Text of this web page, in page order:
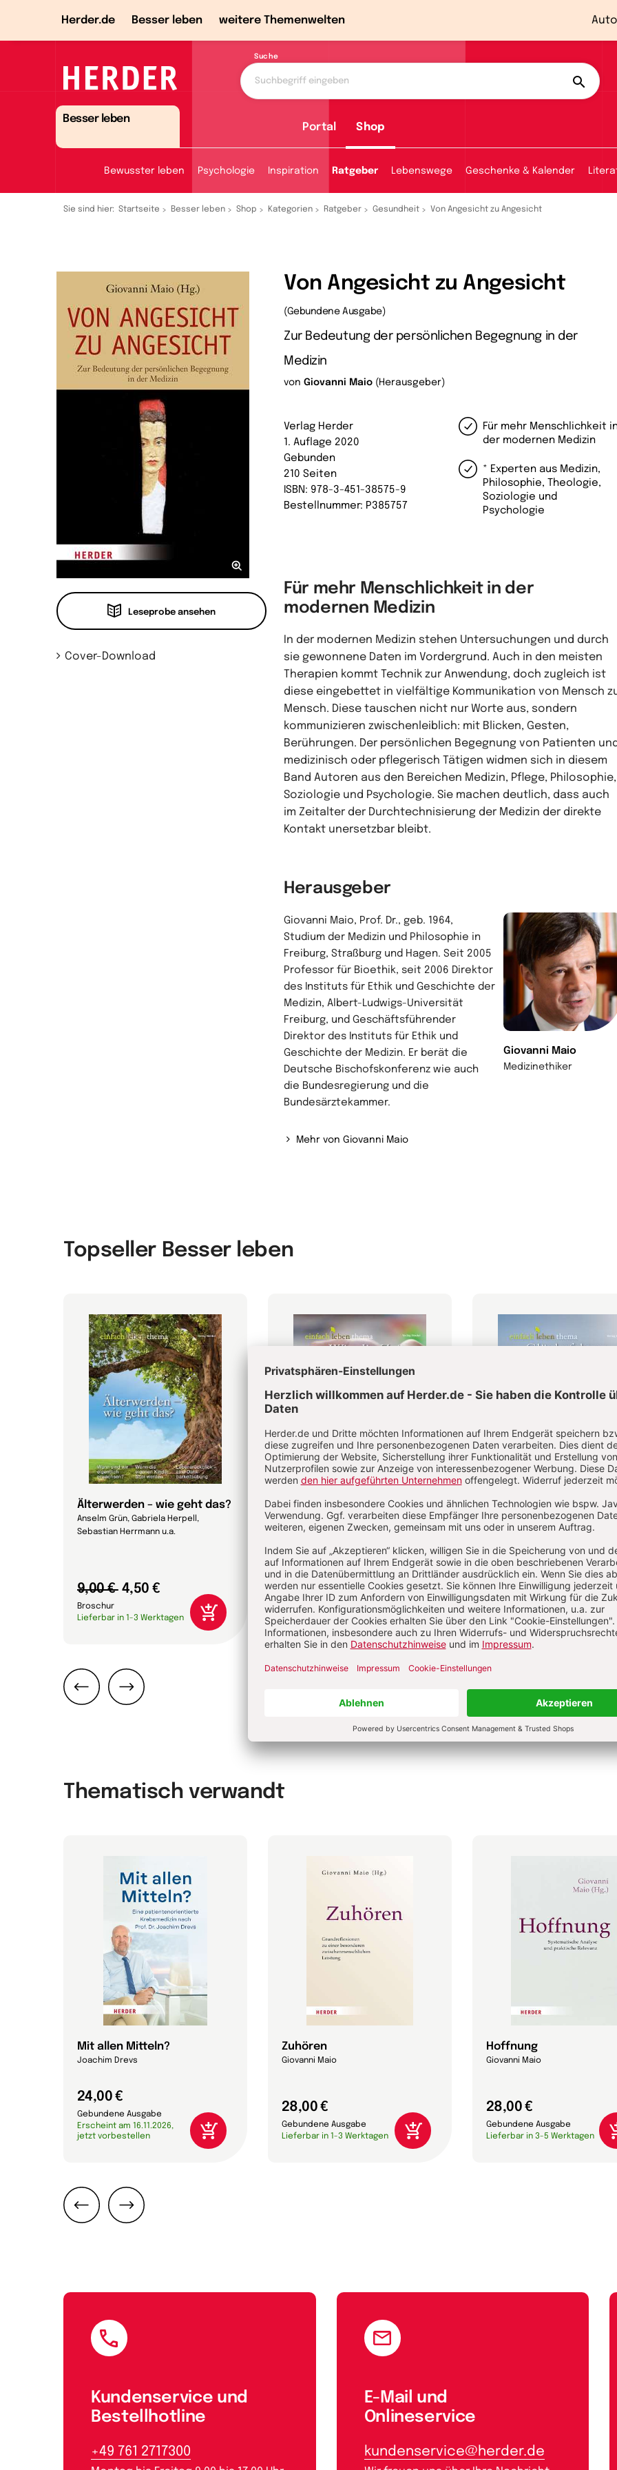
Herder.de Besser leben weitere Themenwelten
Suche
Besser leben
Portal Shop
Bewusster leben Psychologie Inspiration Ratgeber Lebenswege Geschenke & Kalender
Sie sind hier: Startseite Besser leben Shop Kategorien Ratgeber Gesundheit Von Angesicht zu Angesicht
Leseprobe ansehen
Cover-Download
Von Angesicht zu Angesicht
(Gebundene Ausgabe)
Zur Bedeutung der persönlichen Begegnung in der
Medizin
von Giovanni Maio (Herausgeber)
Für mehr Menschlichkeit
der modernen Medizin
* Experten aus Medizin,
Philosophie, Theologie,
Soziologie und
Psychologie
Verlag Herder
1. Auflage 2020
Gebunden
210 Seiten
ISBN: 978-3-451-38575-9
Bestellnummer: P385757
Für mehr Menschlichkeit in der
modernen Medizin
In der modernen Medizin stehen Untersuchungen und durch
sie gewonnene Daten im Vordergrund. Auch in den meisten
Therapien kommt Technik zur Anwendung, doch zugleich ist
diese eingebettet in vielfältige Kommunikation von Mensch
Mensch. Diese tauschen nicht nur Worte aus, sondern
kommunizieren zwischenleiblich: mit Blicken, Gesten,
Berührungen. Der persönlichen Begegnung von Patienten
medizinisch oder pflegerisch Tätigen widmen sich in diesem
Band Autoren aus den Bereichen Medizin, Pflege, Philosophie,
Soziologie und Psychologie. Sie machen deutlich, dass auch
im Zeitalter der Durchtechnisierung der Medizin der direkte
Kontakt unersetzbar bleibt.
Herausgeber
Giovanni Maio
Medizinethiker
Giovanni Maio, Prof. Dr., geb. 1964,
Studium der Medizin und Philosophie in
Freiburg, Straßburg und Hagen. Seit 2005
Professor für Bioethik, seit 2006 Direktor
des Instituts für Ethik und Geschichte der
Medizin, Albert-Ludwigs-Universität
Freiburg, und Geschäftsführender
Direktor des Instituts für Ethik und
Geschichte der Medizin. Er berät die
Deutsche Bischofskonferenz wie auch
die Bundesregierung und die
Bundesärztekammer.
Mehr von Giovanni Maio
Topseller Besser leben
Älterwerden – wie geht das?
Anselm Grün, Gabriela Herpell,
Sebastian Herrmann u.a.
9,00 € 4,50 €
Broschur
Lieferbar in 1-3 Werktagen
Wie die Zeit vergeht
Rudolf Walter, Julia Sterthoff,
Bernhard Uhde u.a.
10,00 € 4,50 €
Broschur
Lieferbar in 1-3 Werktagen
Glücksfaktor
Anselm Grün, Lorenz Marti,
Walter u.a.
9,00 € 4,50 €
Broschur
Lieferbar in 1-3 Werktagen
Thematisch verwandt
Mit allen Mitteln?
Joachim Drevs
24,00 €
Gebundene Ausgabe
Erscheint am 16.11.2026,
jetzt vorbestellen
Zuhören
Giovanni Maio
28,00 €
Gebundene Ausgabe
Lieferbar in 1-3 Werktagen
Hoffnung
Giovanni Maio
28,00 €
Gebundene Ausgabe
Lieferbar in 3-5 Werktagen
Kundenservice und
Bestellhotline
+49 761 2717300
E-Mail und
Onlineservice
kundenservice@herder.de